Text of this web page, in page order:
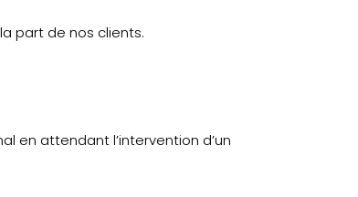
part de nos clients.
en attendant l’intervention d’un